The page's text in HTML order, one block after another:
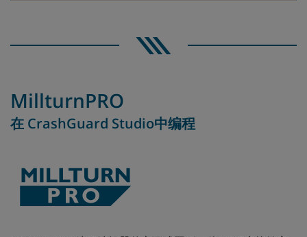
MillturnPRO
在 CrashGuard Studio中编程